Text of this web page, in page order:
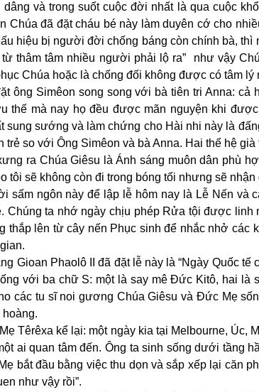
và trong suốt cuộc đời nhất là qua cuộc
Chúa đã đặt cháu bé này làm duyên cớ cho
hiệu bị người đời chống báng còn chính bà,
thâm tâm nhiều người phải lộ ra” như vậy
Chúa hoặc là chống đối không được có tâm
ông Simêon song song với bà tiên tri Anna:
thế mà nay họ đều được mãn nguyện khi
sung sướng và làm chứng cho Hài nhi này là
trẻ so với Ông Simêon và bà Anna. Hai thế hệ
ra Chúa Giêsu là Ánh sáng muôn dân phù
tôi sẽ không còn đi trong bóng tối nhưng sẽ
sấm ngôn này để lập lễ hôm nay là Lễ Nến và
Chúng ta nhớ ngày chịu phép Rửa tội được
thắp lên từ cây nến Phục sinh để nhắc nhở các
Gioan Phaolô II đã đặt lễ này là “Ngày Quốc
với ba chữ S: một là say mê Đức Kitô, hai là
các tu sĩ noi gương Chúa Giêsu và Đức Mẹ
Têrêxa kể lại: một ngày kia tại Melbourne, Úc,
ai quan tâm đến. Ông ta sinh sống dưới tầng
bắt đầu bằng việc thu dọn và sắp xếp lại căn
như vậy rồi”.